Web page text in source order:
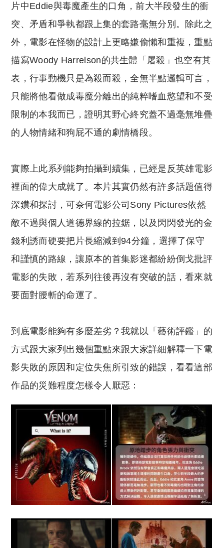
片中Eddie與毒魔產生的口角，前大半段發生的衝
突、矛盾和爭執都跟上集的套路毫無分別。除此之
外，電影在怪物的設計上更略嫌偷懶和重複，重點
描寫Woody Harrelson的共生體「屠殺」也空有其
表，行事動機只是為殺而殺，全無半點邏輯可言，
只能將他看做成毒魔分離出的純粹嗜血慾望和不受
限制的本我而已，證明其野心終究蓋不過毫無堆疊
的人物情緒和狗屁不通的劇情橋段。
實際上此系列能夠拍攝到續集，已經是反英雄電影
裡面的偉大成就了。本片其實仍然有許多話題值得
深鑽和探討，可奈何電影公司Sony Pictures依然
敵不過與個人道德界線的拉鋸，以及閃閃發光的金
錢利誘而硬要把片長縮減到94分鐘，選擇了保守
和謹慎的路線，讓原本的首集影迷都紛紛倒戈批評
電影的失敗，若系列往後再沒有突破的話，看來就
要面對腰斬的命運了。
到底電影能夠有多麼差劣？我就以「藝術評鑑」的
方式跟大家列出幾個重點來跟大家詳細解釋一下電
影失敗的原因和定位失焦所引致的錯誤，看看這部
作品的災難程度怎樣令人厭惡：